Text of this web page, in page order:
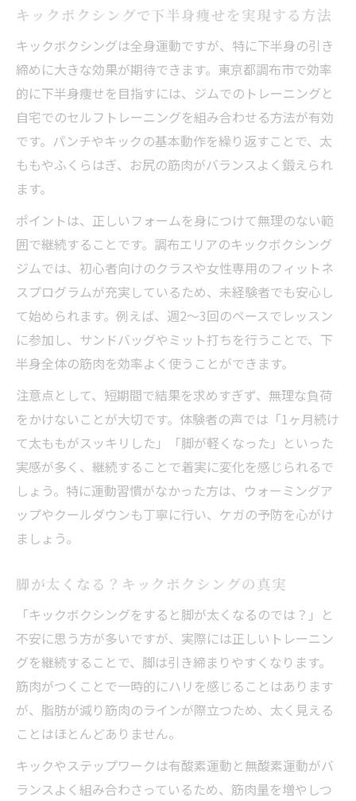
キックボクシングで下半身痩せを実現する方法
キックボクシングは全身運動ですが、特に下半身の引き
締めに大きな効果が期待できます。東京都調布市で効率
的に下半身痩せを目指すには、ジムでのトレーニングと
自宅でのセルフトレーニングを組み合わせる方法が有効
です。パンチやキックの基本動作を繰り返すことで、太
ももやふくらはぎ、お尻の筋肉がバランスよく鍛えられ
ます。
ポイントは、正しいフォームを身につけて無理のない範
囲で継続することです。調布エリアのキックボクシング
ジムでは、初心者向けのクラスや女性専用のフィットネ
スプログラムが充実しているため、未経験者でも安心し
て始められます。例えば、週2〜3回のペースでレッスン
に参加し、サンドバッグやミット打ちを行うことで、下
半身全体の筋肉を効率よく使うことができます。
注意点として、短期間で結果を求めすぎず、無理な負荷
をかけないことが大切です。体験者の声では「1ヶ月続け
て太ももがスッキリした」「脚が軽くなった」といった
実感が多く、継続することで着実に変化を感じられるで
しょう。特に運動習慣がなかった方は、ウォーミングア
ップやクールダウンも丁寧に行い、ケガの予防を心がけ
ましょう。
脚が太くなる？キックボクシングの真実
「キックボクシングをすると脚が太くなるのでは？」と
不安に思う方が多いですが、実際には正しいトレーニン
グを継続することで、脚は引き締まりやすくなります。
筋肉がつくことで一時的にハリを感じることはあります
が、脂肪が減り筋肉のラインが際立つため、太く見える
ことはほとんどありません。
キックやステップワークは有酸素運動と無酸素運動がバ
ランスよく組み合わさっているため、筋肉量を増やしつ